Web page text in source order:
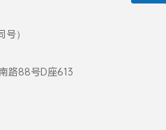
）
路88号D座613